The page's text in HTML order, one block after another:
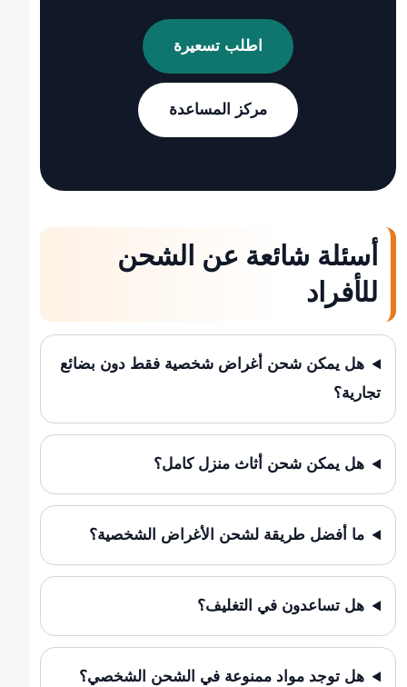
اطلب تسعيرة
مركز المساعدة
أسئلة شائعة عن الشحن
للأفراد
هل يمكن شحن أغراض شخصية فقط دون بضائع
تجارية؟
هل يمكن شحن أثاث منزل كامل؟
ما أفضل طريقة لشحن الأغراض الشخصية؟
هل تساعدون في التغليف؟
هل توجد مواد ممنوعة في الشحن الشخصي؟